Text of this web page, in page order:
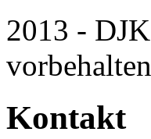
2013 -
vorbehalten
Kontakt